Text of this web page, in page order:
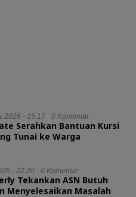
2026 - 15:17 0 Komentar
Serahkan Bantuan Kursi
Tunai ke Warga
- 22:20 0 Komentar
Tekankan ASN Butuh
Menyelesaikan Masalah